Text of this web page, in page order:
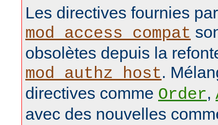
Les directives fournies
mod_access_compat
obsolètes depuis la
mod_authz_host.
directives comme Order,
avec des nouvelles